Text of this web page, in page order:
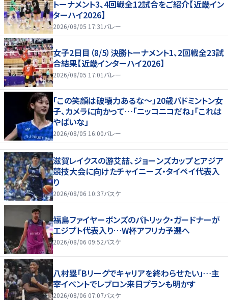
トーナメント3、4回戦全12試合をご紹介【近畿イン
ターハイ2026】
2026/08/05 17:31 バレー
女子2日目（8/5）決勝トーナメント1、2回戦全23試
合結果【近畿インターハイ2026】
2026/08/05 17:01 バレー
「この笑顔は破壊力あるな〜」20歳バドミントン女
子、カメラに向かって…「ニッコニコだね」「これは
やばいな」
2026/08/05 16:00バレー
滋賀レイクスの游艾喆、ジョーンズカップとアジア
競技大会に向けたチャイニーズ・タイペイ代表入
り
2026/08/06 10:37バスケ
福島ファイヤーボンズのパトリック・ガードナーが
エジプト代表入り…W杯アフリカ予選へ
2026/08/06 09:52バスケ
八村塁「Bリーグでキャリアを終わらせたい」…主
宰イベントでレブロン来日プランも明かす
2026/08/06 07:07バスケ